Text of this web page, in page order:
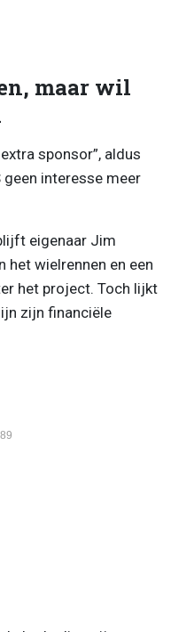
maar wil
sponsor”, aldus
geen interesse meer
eigenaar Jim
het wielrennen en een
het project. Toch lijkt
zijn financiële